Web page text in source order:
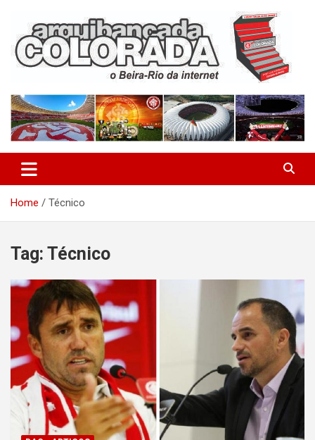
content
Arquibancada Colorada
Home Técnico
Tag: Técnico